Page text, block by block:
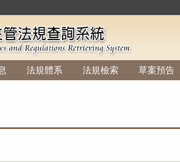
法規體系 法規檢索 草案預告